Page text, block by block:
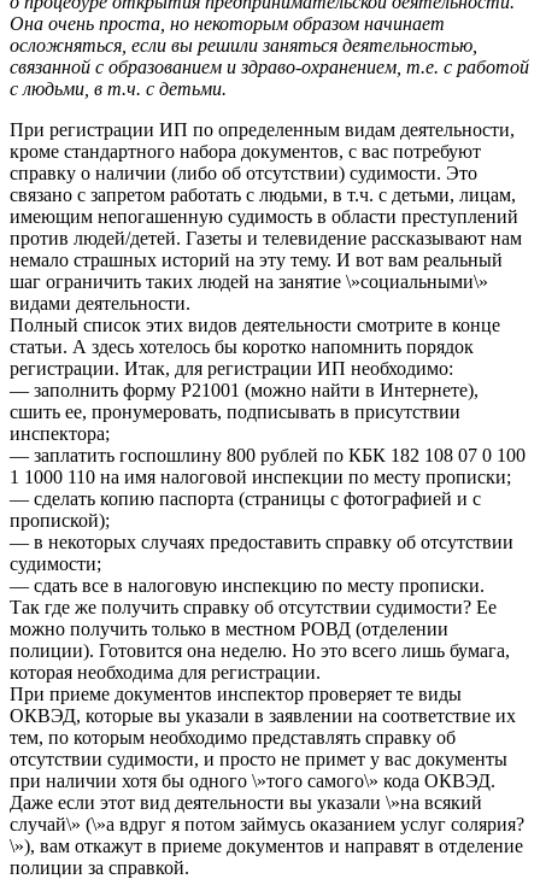
Она очень проста, но некоторым образом начинает
осложняться, если вы решили заняться деятельностью,
связанной с образованием и здраво-охранением, т.е. с работой
с людьми, в т.ч. с детьми.
При регистрации ИП по определенным видам деятельности,
кроме стандартного набора документов, с вас потребуют
справку о наличии (либо об отсутствии) судимости. Это
связано с запретом работать с людьми, в т.ч. с детьми, лицам,
имеющим непогашенную судимость в области преступлений
против людей/детей. Газеты и телевидение рассказывают нам
немало страшных историй на эту тему. И вот вам реальный
шаг ограничить таких людей на занятие \»социальными\»
видами деятельности.
Полный список этих видов деятельности смотрите в конце
статьи. А здесь хотелось бы коротко напомнить порядок
регистрации. Итак, для регистрации ИП необходимо:
— заполнить форму Р21001 (можно найти в Интернете),
сшить ее, пронумеровать, подписывать в присутствии
инспектора;
— заплатить госпошлину 800 рублей по КБК 182 108 07 0 100
1 1000 110 на имя налоговой инспекции по месту прописки;
— сделать копию паспорта (страницы с фотографией и с
пропиской);
— в некоторых случаях предоставить справку об отсутствии
судимости;
— сдать все в налоговую инспекцию по месту прописки.
Так где же получить справку об отсутствии судимости? Ее
можно получить только в местном РОВД (отделении
полиции). Готовится она неделю. Но это всего лишь бумага,
которая необходима для регистрации.
При приеме документов инспектор проверяет те виды
ОКВЭД, которые вы указали в заявлении на соответствие их
тем, по которым необходимо представлять справку об
отсутствии судимости, и просто не примет у вас документы
при наличии хотя бы одного \»того самого\» кода ОКВЭД.
Даже если этот вид деятельности вы указали \»на всякий
случай\» (\»а вдруг я потом займусь оказанием услуг солярия?
\»), вам откажут в приеме документов и направят в отделение
полиции за справкой.